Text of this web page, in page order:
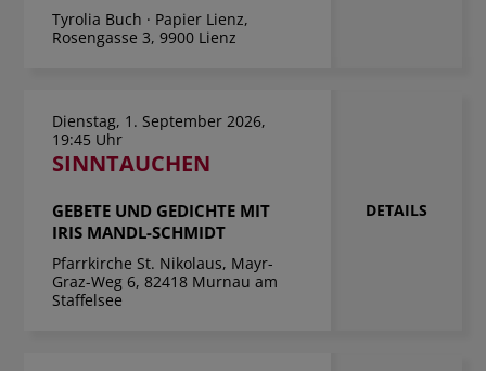
Tyrolia Buch · Papier Lienz,
Rosengasse 3, 9900 Lienz
Dienstag, 1. September 2026,
19:45 Uhr
SINNTAUCHEN
GEBETE UND GEDICHTE MIT
IRIS MANDL-SCHMIDT
Pfarrkirche St. Nikolaus, Mayr-
Graz-Weg 6, 82418 Murnau am
Staffelsee
DETAILS